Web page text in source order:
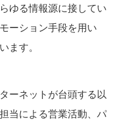
ゆる情報源に接してい
ーション手段を用い
ます。
ーネットが台頭する以
当による営業活動、パ